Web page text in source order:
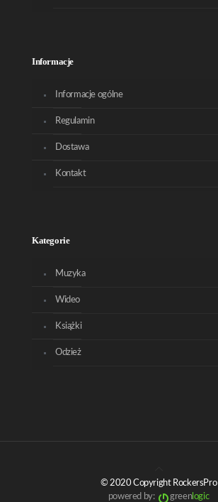
Informacje
Informacje ogólne
Regulamin
Dostawa
Kontakt
Kategorie
Muzyka
Wideo
Książki
Odzież
© 2020 Copyright RockersPro
powered by:
greenlogic